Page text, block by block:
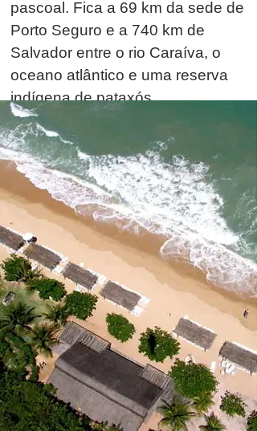
pascoal. Fica a 69 km da sede de
Porto Seguro e a 740 km de
Salvador entre o rio Caraíva, o
oceano atlântico e uma reserva
indígena de pataxós.